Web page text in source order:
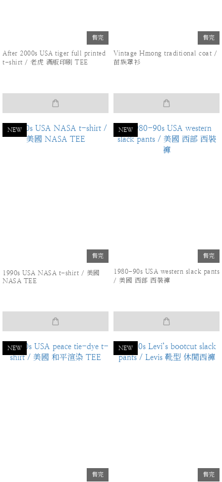
售完
After 2000s USA tiger full printed
t-shirt / 老虎 滿版印刷 TEE
售完
Vintage Hmong traditional coat /
苗族罩衫
NEW
售完
1990s USA NASA t-shirt / 美國
NASA TEE
NEW
售完
1980-90s USA western slack pants
/ 美國 西部 西裝褲
NEW
售完
NEW
售完